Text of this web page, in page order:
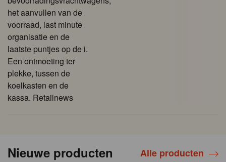
het aanvullen van de
voorraad, last minute
organisatie en de
laatste puntjes op de i.
Een ontmoeting ter
plekke, tussen de
koelkasten en de
kassa. Retailnews
Nieuwe producten Alle producten